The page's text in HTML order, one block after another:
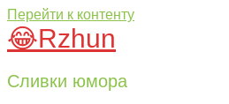
Перейти к контенту
😂Rzhun
Сливки юмора